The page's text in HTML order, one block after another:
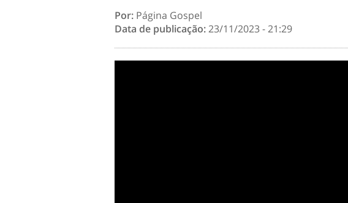
Por: Página Gospel
Data de publicação:23/11/2023 - 21:29